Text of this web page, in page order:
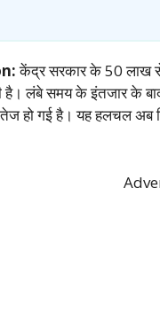
केंद्र सरकार के 50 लाख से
है। लंबे समय के इंतजार के
हो गई है। यह हलचल अब